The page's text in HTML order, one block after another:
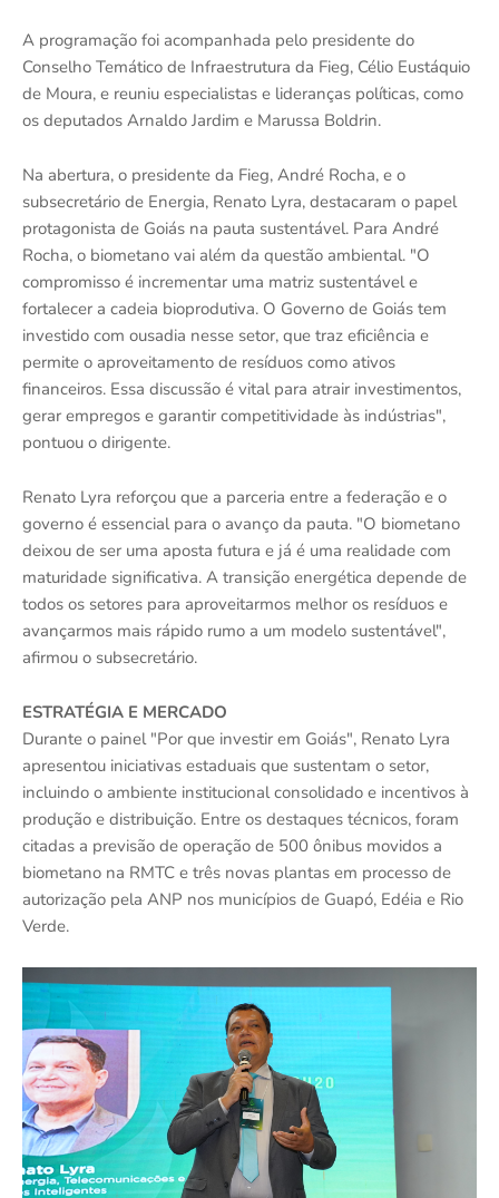
A programação foi acompanhada pelo presidente do
Conselho Temático de Infraestrutura da Fieg, Célio Eustáquio
de Moura, e reuniu especialistas e lideranças políticas, como
os deputados Arnaldo Jardim e Marussa Boldrin.
Na abertura, o presidente da Fieg, André Rocha, e o
subsecretário de Energia, Renato Lyra, destacaram o papel
protagonista de Goiás na pauta sustentável. Para André
Rocha, o biometano vai além da questão ambiental. "O
compromisso é incrementar uma matriz sustentável e
fortalecer a cadeia bioprodutiva. O Governo de Goiás tem
investido com ousadia nesse setor, que traz eficiência e
permite o aproveitamento de resíduos como ativos
financeiros. Essa discussão é vital para atrair investimentos,
gerar empregos e garantir competitividade às indústrias",
pontuou o dirigente.
Renato Lyra reforçou que a parceria entre a federação e o
governo é essencial para o avanço da pauta. "O biometano
deixou de ser uma aposta futura e já é uma realidade com
maturidade significativa. A transição energética depende de
todos os setores para aproveitarmos melhor os resíduos e
avançarmos mais rápido rumo a um modelo sustentável",
afirmou o subsecretário.
ESTRATÉGIA E MERCADO
Durante o painel "Por que investir em Goiás", Renato Lyra
apresentou iniciativas estaduais que sustentam o setor,
incluindo o ambiente institucional consolidado e incentivos à
produção e distribuição. Entre os destaques técnicos, foram
citadas a previsão de operação de 500 ônibus movidos a
biometano na RMTC e três novas plantas em processo de
autorização pela ANP nos municípios de Guapó, Edéia e Rio
Verde.